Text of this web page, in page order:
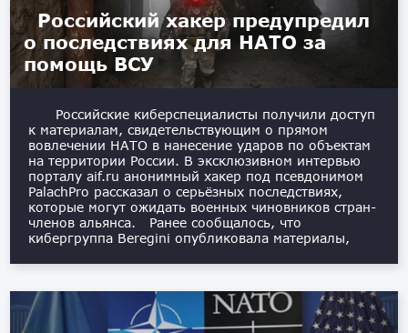
Российский хакер предупредил
о последствиях для НАТО за
помощь ВСУ
Российские киберспециалисты получили доступ
к материалам, свидетельствующим о прямом
вовлечении НАТО в нанесение ударов по объектам
на территории России. В эксклюзивном интервью
порталу aif.ru анонимный хакер под псевдонимом
PalachPro рассказал о серьёзных последствиях,
которые могут ожидать военных чиновников стран-
членов альянса. Ранее сообщалось, что
кибергруппа Beregini опубликовала материалы,